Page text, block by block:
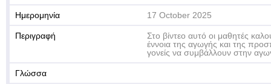
Ημερομηνία 17 October 2025
Περιγραφή
Στο βίντεο αυτό οι μαθητές
έννοια της αγωγής και της
γονείς να συμβάλλουν στην
Γλώσσα